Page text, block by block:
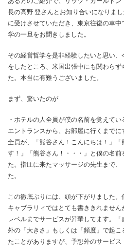
長の高野 登さんとお知り合いになりま
に受けさせていただき、東京往復の車
学の一旦をお聞きしました。
その経営哲学を是非経験したいと思い
をしたところ、米国出張中にも関わら
た。本当に有難うございました。
まず、驚いたのが
・ホテルの人全員が僕の名前を覚えてい
エントランスから、お部屋に行くまで
全員が、「熊谷さん！こんにちは！」「
す！」「熊谷さん！・・・」と僕の名
た。指圧に来たマッサージの先生まで
た。
この徹底ぶりには、頭が下がりました
キャブラリィではとても書ききれませ
レベルまでサービスが昇華してます。
外の「大きさ」もしくは「頻度」で起
たことがありますが、予想外のサービ